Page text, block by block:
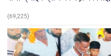
(69,225)